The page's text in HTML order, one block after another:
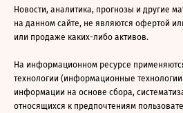
Новости, аналитика, прогнозы и другие
на данном сайте, не являются офертой
или продаже каких-либо активов.
На информационном ресурсе
технологии (информационные
информации на основе сбора,
относящихся к предпочтениям